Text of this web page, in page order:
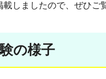
しましたので、ぜひご
の様子